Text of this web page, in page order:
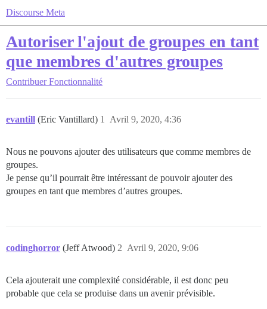
Discourse Meta
Autoriser l'ajout de groupes en tant
que membres d'autres groupes
Contribuer Fonctionnalité
evantill (Eric Vantillard) Avril 9, 2020, 4:36
1
Nous ne pouvons ajouter des utilisateurs que comme membres de
groupes.
Je pense qu’il pourrait être intéressant de pouvoir ajouter des
groupes en tant que membres d’autres groupes.
codinghorror (Jeff Atwood) Avril 9, 2020, 9:06
2
Cela ajouterait une complexité considérable, il est donc peu
probable que cela se produise dans un avenir prévisible.